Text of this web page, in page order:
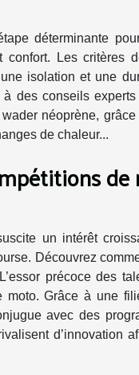
déterminante
Les critères
isolation et une
des conseils
néoprène,
de chaleur...
de
un intérêt
Découvrez
précoce des
moto. Grâce à une
avec des
d’innovation